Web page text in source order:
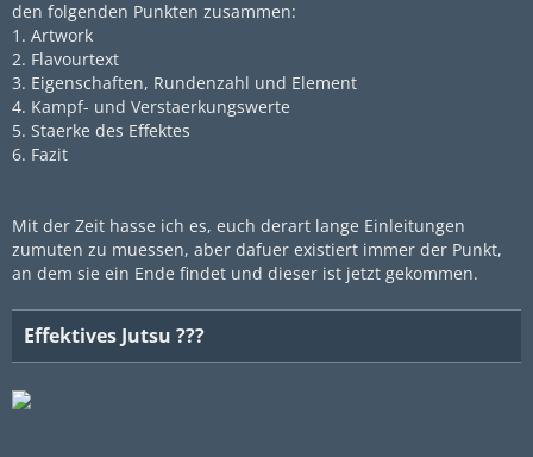
den folgenden Punkten zusammen:
1. Artwork
2. Flavourtext
3. Eigenschaften, Rundenzahl und Element
4. Kampf- und Verstaerkungswerte
5. Staerke des Effektes
6. Fazit
Mit der Zeit hasse ich es, euch derart lange Einleitungen
zumuten zu muessen, aber dafuer existiert immer der Punkt,
an dem sie ein Ende findet und dieser ist jetzt gekommen.
Effektives Jutsu ???